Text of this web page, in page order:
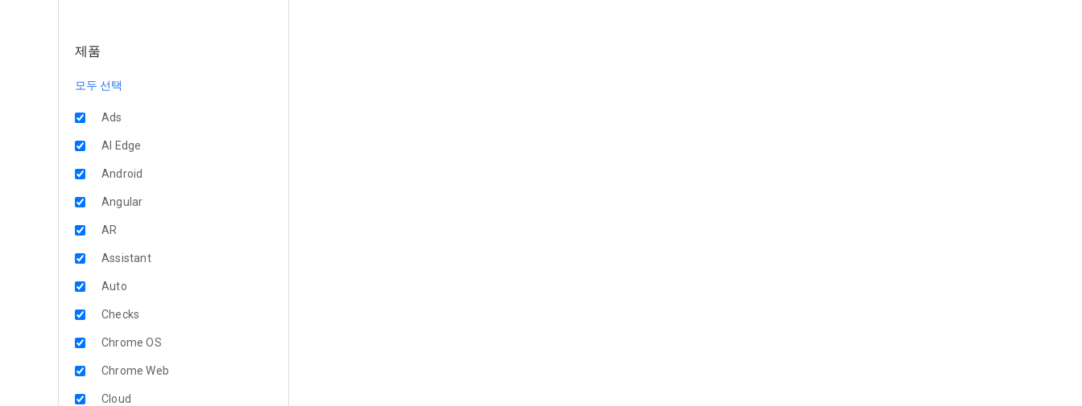
제품
모두 선택
Ads
AI Edge
Android
Angular
AR
Assistant
Auto
Checks
Chrome OS
Chrome Web
Cloud